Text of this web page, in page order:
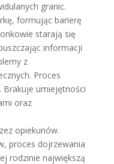
granic.
formując barierę
starają się
informacji
z
Proces
Brakuje umiejętności
oraz
opiekunów.
proces dojrzewania
rodzinie największą